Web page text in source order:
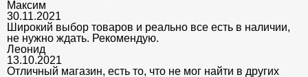
Максим
30.11.2021
Широкий выбор товаров и реально все есть в наличии,
не нужно ждать. Рекомендую.
Леонид
13.10.2021
Отличный магазин, есть то, что не мог найти в других